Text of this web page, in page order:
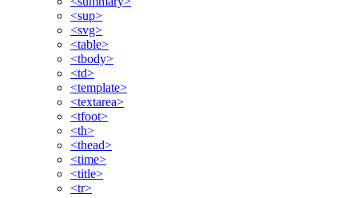
<sup>
<svg>
<table>
<tbody>
<td>
<template>
<textarea>
<tfoot>
<th>
<thead>
<time>
<title>
<tr>